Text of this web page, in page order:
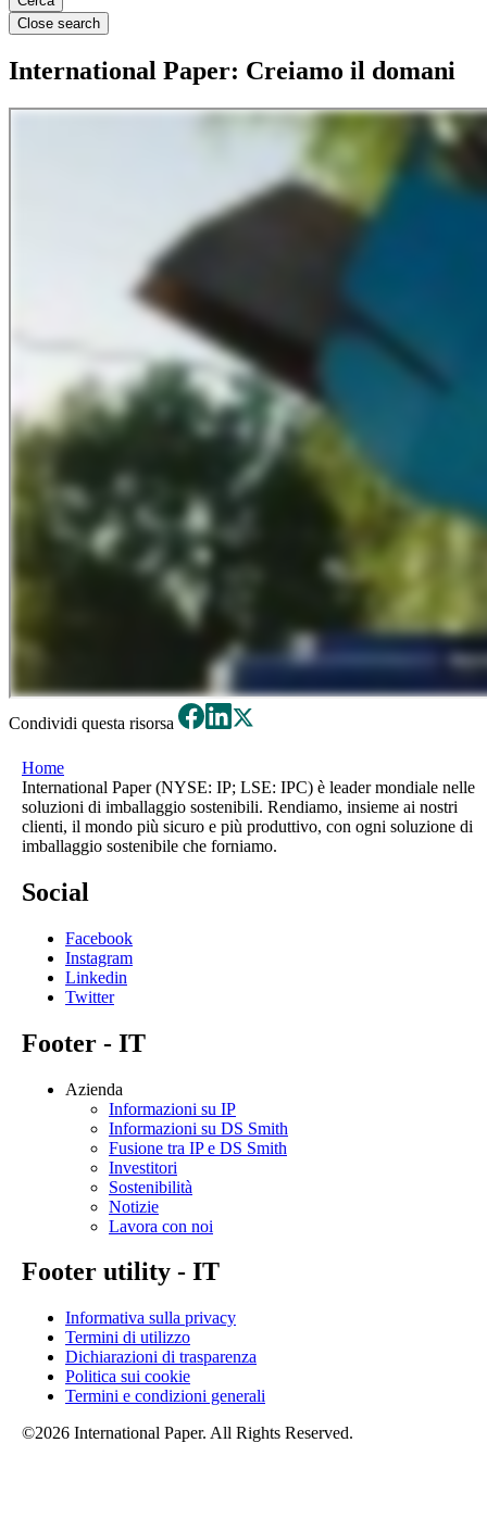
Close search
International Paper: Creiamo il domani
Condividi questa risorsa
Home
International Paper (NYSE: IP; LSE: IPC) è leader mondiale nelle
soluzioni di imballaggio sostenibili. Rendiamo, insieme ai nostri
clienti, il mondo più sicuro e più produttivo, con ogni soluzione di
imballaggio sostenibile che forniamo.
Social
Facebook
Instagram
Linkedin
Twitter
Footer - IT
Azienda
Informazioni su IP
Informazioni su DS Smith
Fusione tra IP e DS Smith
Investitori
Sostenibilità
Notizie
Lavora con noi
Footer utility - IT
Informativa sulla privacy
Termini di utilizzo
Dichiarazioni di trasparenza
Politica sui cookie
Termini e condizioni generali
©2026 International Paper. All Rights Reserved.